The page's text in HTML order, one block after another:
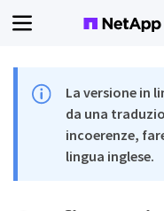
La versione in
da una
incoerenze,
lingua inglese.